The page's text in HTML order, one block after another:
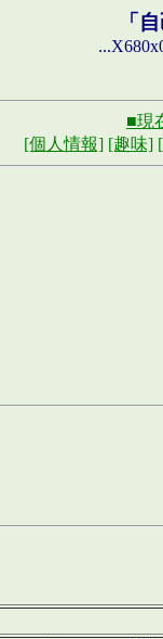
「
■現
[個人情報] [趣味]